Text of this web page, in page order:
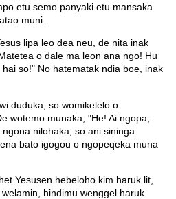
etu semo panyaki etu mansaka
muni.
lipa leo dea neu, de nita inak
o dale ma leon ana ngo! Hu
so!" No hatematak ndia boe, inak
duduka, so womikelelo o
wotemo munaka, "He! Ai ngopa,
nilohaka, so ani sininga
bato igogou o ngopeqeka muna
Yesusen hebeloho kim haruk lit,
hindimu wenggel haruk